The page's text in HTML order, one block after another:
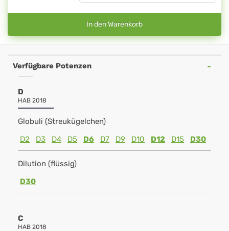
In den Warenkorb
Verfügbare Potenzen
D
HAB 2018
Globuli (Streukügelchen)
D2
D3 D4 D5 D6 D7 D9 D10 D12 D15 D30
Dilution (flüssig)
D30
C
HAB 2018